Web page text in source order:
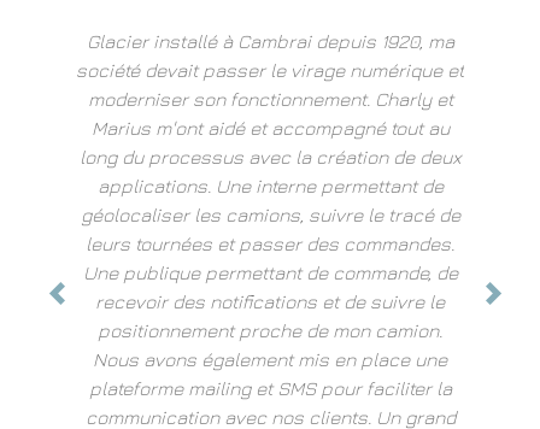
place
Glacier installé à Cambrai depuis 1920, ma
société devait passer le virage numérique et
moderniser son fonctionnement. Charly et
Marius m'ont aidé et accompagné tout au
long du processus avec la création de deux
applications. Une interne permettant de
géolocaliser les camions, suivre le tracé de
leurs tournées et passer des commandes.
Une publique permettant de commande, de
recevoir des notifications et de suivre le
positionnement proche de mon camion.
Nous avons également mis en place une
plateforme mailing et SMS pour faciliter la
communication avec nos clients. Un grand